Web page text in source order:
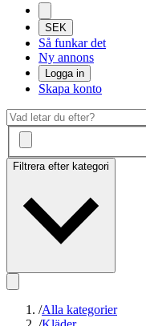
SEK
Så funkar det
Ny annons
Logga in
Skapa konto
Filtrera efter kategori
/Alla kategorier